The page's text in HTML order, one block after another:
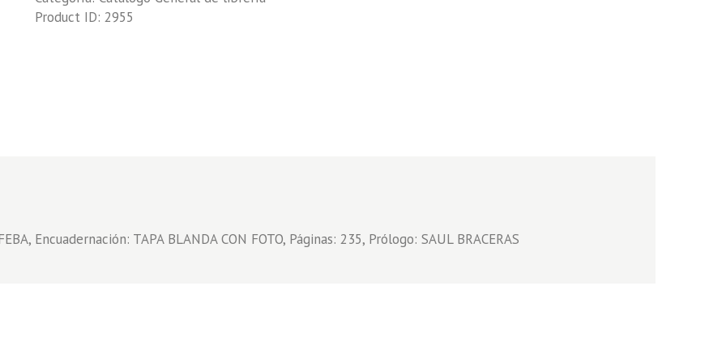
Reguera
Product ID: 2955
Encuadernación: TAPA BLANDA CON FOTO, Páginas: 235, Prólogo: SAUL BRACERAS